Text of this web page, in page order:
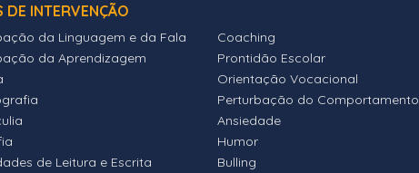
DE INTERVENÇÃO
da Linguagem e da Fala
da Aprendizagem
de Leitura e Escrita
Coaching
Prontidão Escolar
Orientação Vocacional
Perturbação do Comportamento
Ansiedade
Humor
Bulling